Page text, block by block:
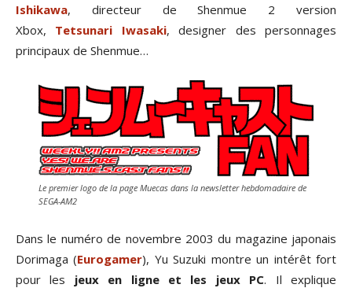
Ishikawa, directeur de Shenmue 2 version
Xbox, Tetsunari Iwasaki, designer des personnages
principaux de Shenmue…
Le premier logo de la page Muecas dans la newsletter hebdomadaire de
SEGA-AM2
Dans le numéro de novembre 2003 du magazine japonais
Dorimaga (Eurogamer), Yu Suzuki montre un intérêt fort
pour les jeux en ligne et les jeux PC. Il explique